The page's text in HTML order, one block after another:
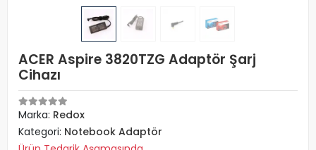
ACER Aspire 3820TZG Adaptör Şarj
Cihazı
Marka: Redox
Kategori: Notebook Adaptör